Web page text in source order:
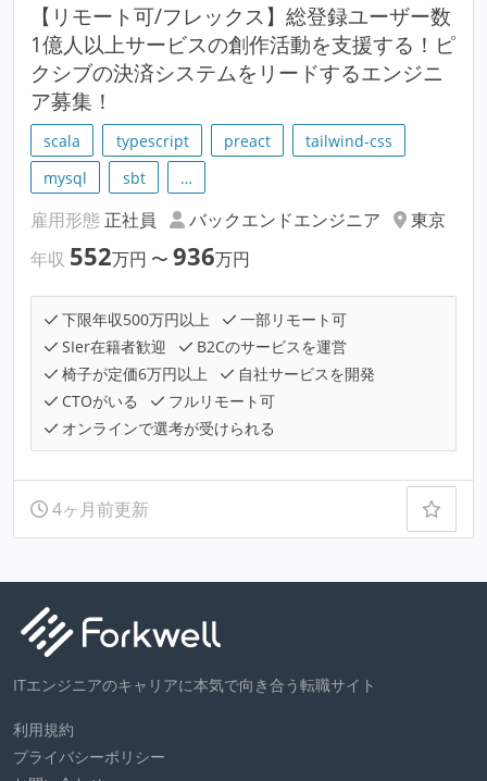
【リモート可/フレックス】総登録ユーザー数
1億人以上サービスの創作活動を支援する！ピ
クシブの決済システムをリードするエンジニ
ア募集！
scala typescript preact
tailwind-css
mysql
sbt …
雇用形態 正社員 バックエンドエンジニア
東京
年収 552万円 〜 936万円
下限年収500万円以上
一部リモート可
SIer在籍者歓迎
B2Cのサービスを運営
椅子が定価6万円以上
自社サービスを開発
CTOがいる
フルリモート可
オンラインで選考が受けられる
4ヶ月前更新
ITエンジニアのキャリアに本気で向き合う転職サイト
利用規約
プライバシーポリシー